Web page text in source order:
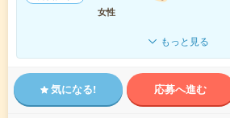
女性
もっと見る
気になる! 応募へ進む